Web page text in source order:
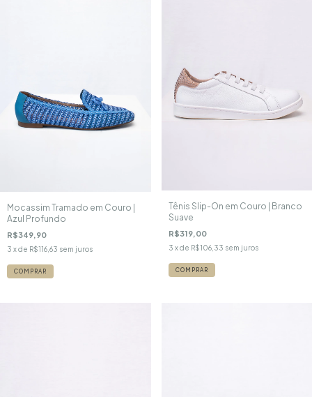
Mocassim Tramado em Couro |
Azul Profundo
R$349,90
3 x de R$116,63 sem juros
COMPRAR
Tênis Slip-On em Couro | Branco
Suave
R$319,00
3 x de R$106,33 sem juros
COMPRAR